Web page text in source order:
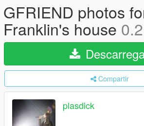
GFRIEND photos
Franklin's house 0.2
Compartir
plasdick